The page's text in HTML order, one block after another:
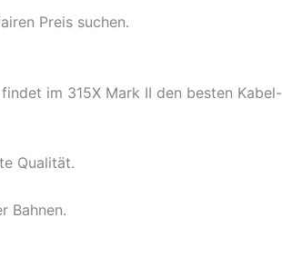
Preis suchen.
im 315X Mark II den besten Kabel-
Qualität.
Bahnen.